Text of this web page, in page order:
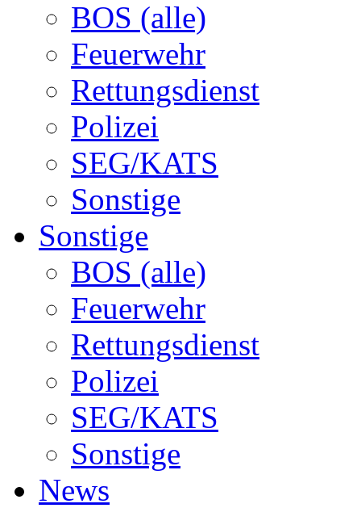
BOS (alle)
Feuerwehr
Rettungsdienst
Polizei
SEG/KATS
Sonstige
Sonstige
BOS (alle)
Feuerwehr
Rettungsdienst
Polizei
SEG/KATS
Sonstige
News